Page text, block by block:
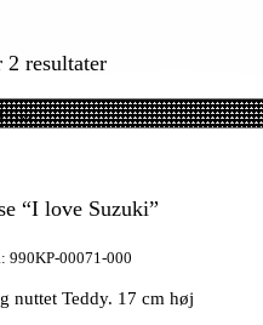
2 resultater
“I love Suzuki”
990KP-00071-000
nuttet Teddy. 17 cm høj